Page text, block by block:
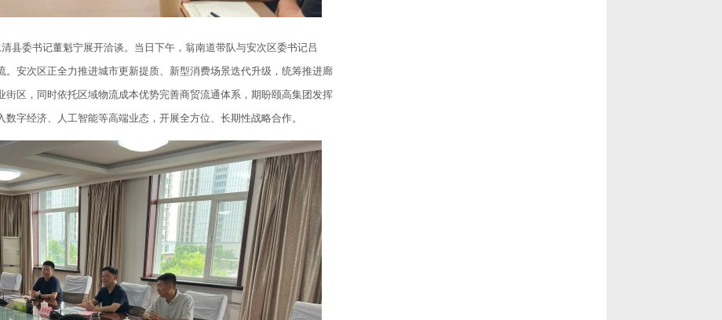
委书记董魁宁展开洽谈。当日下午，翁南道带队与安次区委书记吕
安次区正全力推进城市更新提质、新型消费场景迭代升级，统筹推进廊
区，同时依托区域物流成本优势完善商贸流通体系，期盼颐高集团发挥
字经济、人工智能等高端业态，开展全方位、长期性战略合作。